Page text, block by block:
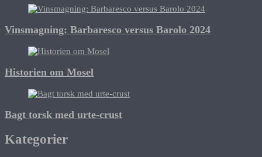
Vinsmagning: Barbaresco versus Barolo 2024
Historien om Mosel
Bagt torsk med urte-crust
Kategorier